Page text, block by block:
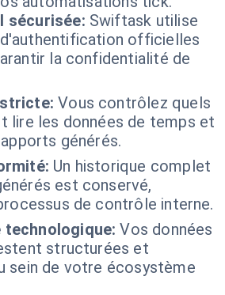
sécurisée: Swiftask utilise
officielles
la confidentialité de
Vous contrôlez quels
lire les données de temps et
générés.
Un historique complet
est conservé,
de contrôle interne.
technologique: Vos données
structurées et
sein de votre écosystème